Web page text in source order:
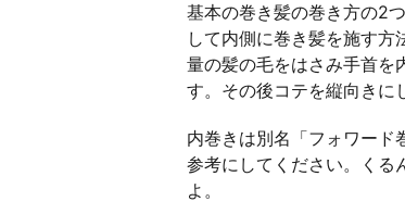
基本の巻き髪の巻き方の2
して内側に巻き髪を施す
量の髪の毛をはさみ手首を
す。その後コテを縦向きに
内巻きは別名「フォワード
参考にしてください。くる
よ。